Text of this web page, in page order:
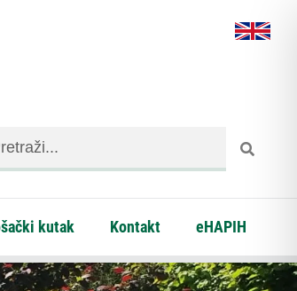
kutak Kontakt eHAPIH